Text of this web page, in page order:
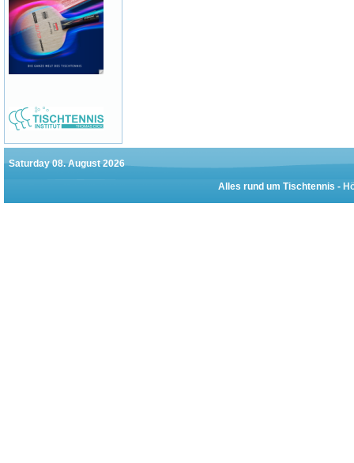
Saturday 08. August 2026
Alles rund um Tischtennis -